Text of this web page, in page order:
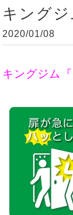
キング
2020/01/08
キングジム